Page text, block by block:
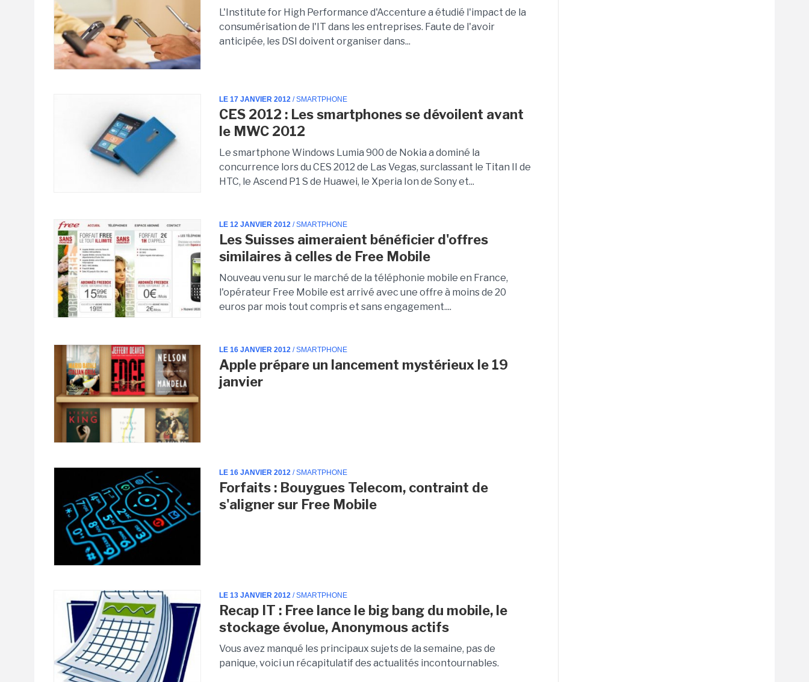
L'Institute for High Performance d'Accenture a étudié l'impact de la
consumérisation de l'IT dans les entreprises. Faute de l'avoir
anticipée, les DSI doivent organiser dans...
LE 17 JANVIER 2012 / SMARTPHONE
CES 2012 : Les smartphones se dévoilent avant
le MWC 2012
Le smartphone Windows Lumia 900 de Nokia a dominé la
concurrence lors du CES 2012 de Las Vegas, surclassant le Titan II de
HTC, le Ascend P1 S de Huawei, le Xperia Ion de Sony et...
LE 12 JANVIER 2012 / SMARTPHONE
Les Suisses aimeraient bénéficier d'offres
similaires à celles de Free Mobile
Nouveau venu sur le marché de la téléphonie mobile en France,
l'opérateur Free Mobile est arrivé avec une offre à moins de 20
euros par mois tout compris et sans engagement....
LE 16 JANVIER 2012 / SMARTPHONE
Apple prépare un lancement mystérieux le 19
janvier
LE 16 JANVIER 2012 / SMARTPHONE
Forfaits : Bouygues Telecom, contraint de
s'aligner sur Free Mobile
LE 13 JANVIER 2012 / SMARTPHONE
Recap IT : Free lance le big bang du mobile, le
stockage évolue, Anonymous actifs
Vous avez manqué les principaux sujets de la semaine, pas de
panique, voici un récapitulatif des actualités incontournables.